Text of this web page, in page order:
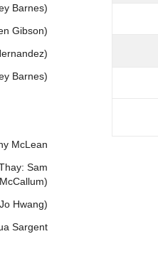
Barnes)
Gibson)
Barnes)
McLean
Sam
McCallum)
Hwang)
Sargent